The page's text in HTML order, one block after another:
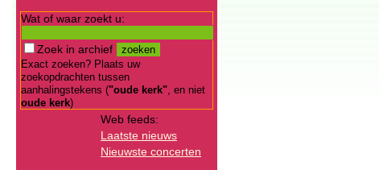
Wat of waar zoekt u:
Zoek in archief
Exact zoeken? Plaats uw
zoekopdrachten tussen
aanhalingstekens ("oude kerk", en niet
oude kerk)
Web feeds:
Laatste nieuws
Nieuwste concerten